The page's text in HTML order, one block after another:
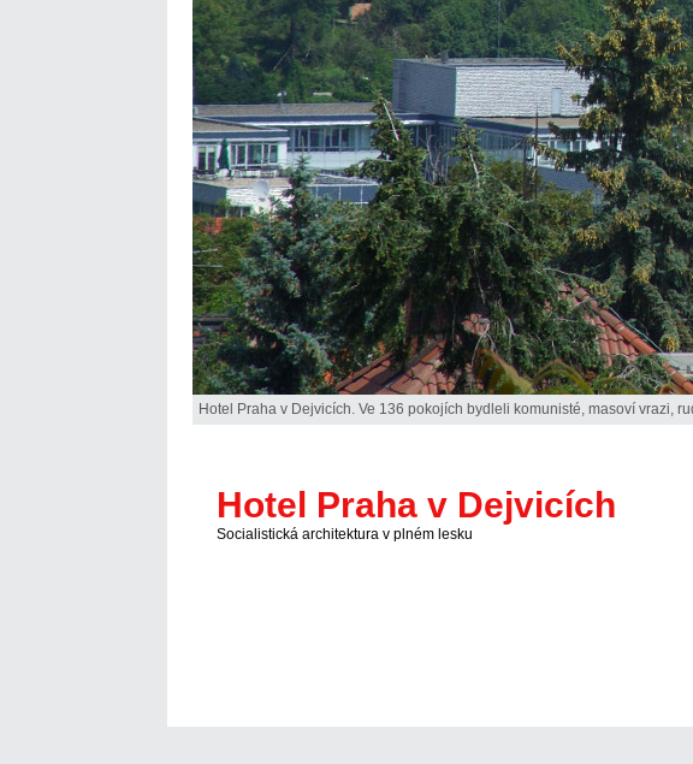
Hotel Praha v Dejvicích. Ve 136 pokojích bydleli komunisté, masoví vrazi,
Hotel Praha v Dejvicích
Socialistická architektura v plném lesku